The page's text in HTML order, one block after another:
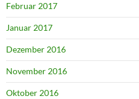
Februar 2017
Januar 2017
Dezember 2016
November 2016
Oktober 2016